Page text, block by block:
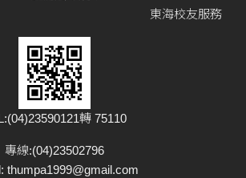
東海校友服務
轉 75110
專線:(04)23502796
thumpa1999@gmail.com